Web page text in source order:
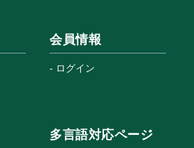
会員情報
ログイン
多言語対応ページ